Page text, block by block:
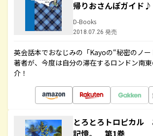
帰りおさんぽガイド♪
D-Books
2018.07.26 発売
英会話本でおなじみの「Kayoの“秘密のノー
著者が、今度は自分の滞在するロンドン南
介！
とろとろトロピカル
記憶。 第1巻